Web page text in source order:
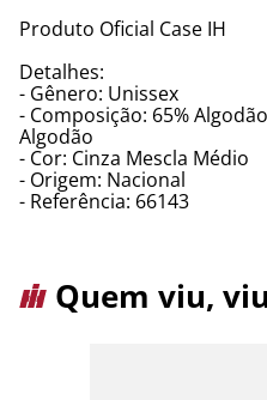
Produto Oficial Case IH
Detalhes:
- Gênero: Unissex
- Composição: 65%
Algodão
- Cor: Cinza Mescla Médio
- Origem: Nacional
- Referência: 66143
Quem viu,